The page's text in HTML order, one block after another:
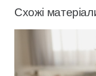
Схожі